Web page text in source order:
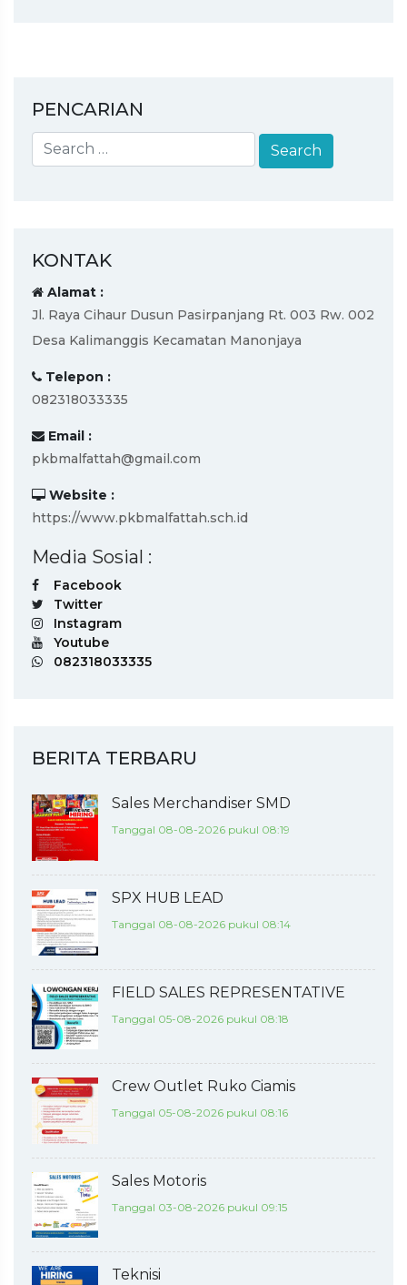
PENCARIAN
KONTAK
Alamat :
Jl. Raya Cihaur Dusun Pasirpanjang Rt. 003 Rw. 002
Desa Kalimanggis Kecamatan Manonjaya
Telepon :
082318033335
Email :
pkbmalfattah@gmail.com
Website :
https://www.pkbmalfattah.sch.id
Media Sosial :
Facebook
Twitter
Instagram
Youtube
082318033335
BERITA TERBARU
Sales Merchandiser SMD
Tanggal 08-08-2026 pukul 08:19
SPX HUB LEAD
Tanggal 08-08-2026 pukul 08:14
FIELD SALES REPRESENTATIVE
Tanggal 05-08-2026 pukul 08:18
Crew Outlet Ruko Ciamis
Tanggal 05-08-2026 pukul 08:16
Sales Motoris
Tanggal 03-08-2026 pukul 09:15
Teknisi